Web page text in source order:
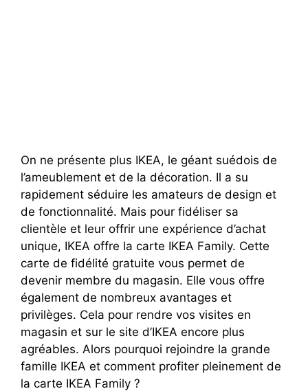
On ne présente plus IKEA, le géant suédois de
l’ameublement et de la décoration. Il a su
rapidement séduire les amateurs de design et
de fonctionnalité. Mais pour fidéliser sa
clientèle et leur offrir une expérience d’achat
unique, IKEA offre la carte IKEA Family. Cette
carte de fidélité gratuite vous permet de
devenir membre du magasin. Elle vous offre
également de nombreux avantages et
privilèges. Cela pour rendre vos visites en
magasin et sur le site d’IKEA encore plus
agréables. Alors pourquoi rejoindre la grande
famille IKEA et comment profiter pleinement de
la carte IKEA Family ?